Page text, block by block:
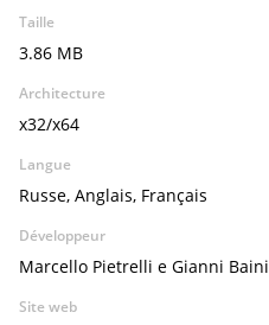
Taille
3.86 MB
Architecture
x32/x64
Langue
Russe, Anglais, Français
Développeur
Marcello Pietrelli e Gianni Baini
Site web